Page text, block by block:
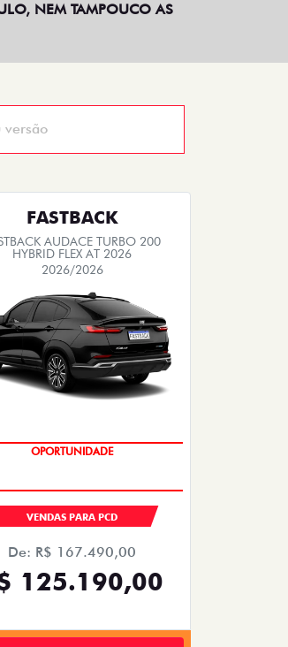
NEM TAMPOUCO AS
FASTBACK
AUDACE TURBO 200
HYBRID FLEX AT 2026
2026/2026
OPORTUNIDADE
VENDAS PARA PCD
De: R$ 167.490,00
125.190,00